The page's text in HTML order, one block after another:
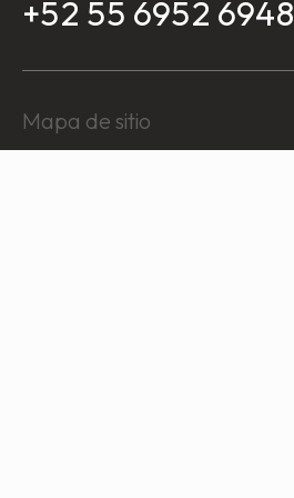
+52 55 6952 6948
Mapa de sitio